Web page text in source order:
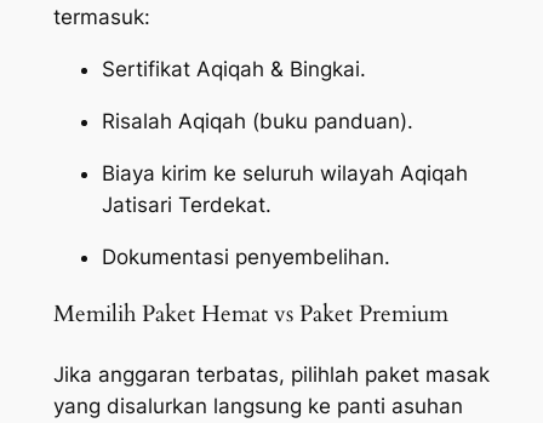
termasuk:
Sertifikat Aqiqah & Bingkai.
Risalah Aqiqah (buku panduan).
Biaya kirim ke seluruh wilayah Aqiqah
Jatisari Terdekat.
Dokumentasi penyembelihan.
Memilih Paket Hemat vs Paket Premium
Jika anggaran terbatas, pilihlah paket masak
yang disalurkan langsung ke panti asuhan